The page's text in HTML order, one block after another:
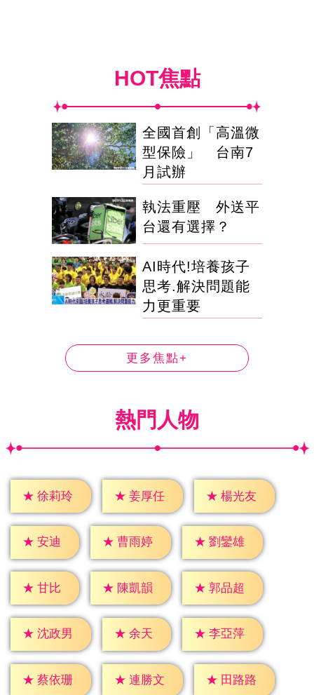
HOT焦點
全國首創「高溫微
型保險」 台南7
月試辦
執法重壓 外送平
台還有選擇？
AI時代!培養孩子
思考.解決問題能
力更重要
更多焦點+
熱門人物
★ 徐莉玲 ★ 姜厚任 ★ 楊光友
★ 安迪 ★ 曹雨婷 ★ 劉鑾雄
★ 甘比 ★ 陳凱韻 ★ 郭品超
★ 沈政男 ★ 余天 ★ 李亞萍
★ 蔡依珊 ★ 連勝文 ★ 田路路